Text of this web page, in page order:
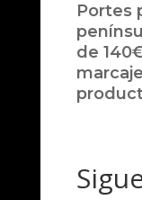
Portes
de